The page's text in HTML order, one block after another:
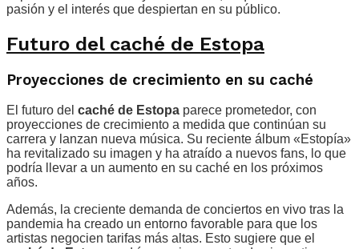
pasión y el interés que despiertan en su público.
Futuro del caché de Estopa
Proyecciones de crecimiento en su caché
El futuro del caché de Estopa parece prometedor, con
proyecciones de crecimiento a medida que continúan su
carrera y lanzan nueva música. Su reciente álbum «Estopía»
ha revitalizado su imagen y ha atraído a nuevos fans, lo que
podría llevar a un aumento en su caché en los próximos
años.
Además, la creciente demanda de conciertos en vivo tras la
pandemia ha creado un entorno favorable para que los
artistas negocien tarifas más altas. Esto sugiere que el